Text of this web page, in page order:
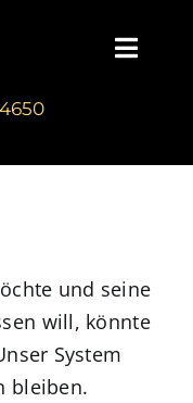
Deborah Bichlmeier
und seine
will, könnte
System
bleiben.